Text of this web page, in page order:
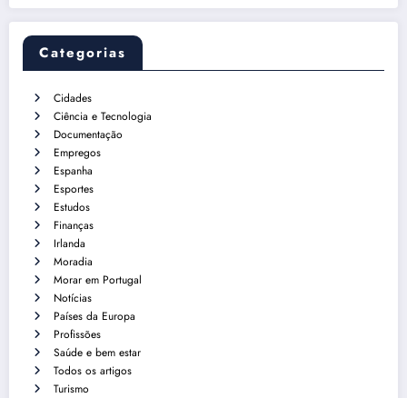
Categorias
Cidades
Ciência e Tecnologia
Documentação
Empregos
Espanha
Esportes
Estudos
Finanças
Irlanda
Moradia
Morar em Portugal
Notícias
Países da Europa
Profissões
Saúde e bem estar
Todos os artigos
Turismo